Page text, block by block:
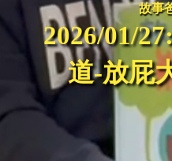
故事
2026/01/
道-放屁